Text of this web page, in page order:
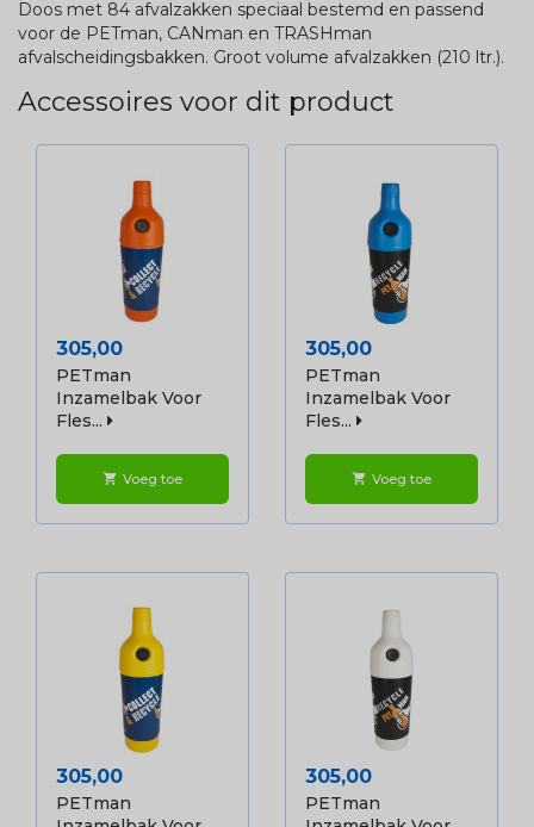
Doos met 84 afvalzakken speciaal bestemd en passend
voor de PETman, CANman en TRASHman
afvalscheidingsbakken. Groot volume afvalzakken (210 ltr.).
Accessoires voor dit product
Prijs
305,00
PETman
Inzamelbak Voor
Fles...
shopping_cart Voeg toe
Prijs
305,00
PETman
Inzamelbak Voor
Fles...
shopping_cart Voeg toe
Prijs
305,00
PETman
Prijs
305,00
PETman